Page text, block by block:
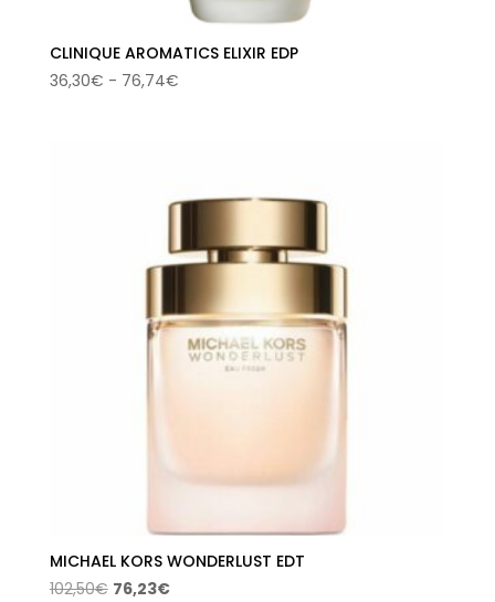
CLINIQUE AROMATICS ELIXIR EDP
36,30€ - 76,74€Rango
hasta
MICHAEL KORS WONDERLUST EDT
102,50€ El
76,23€El